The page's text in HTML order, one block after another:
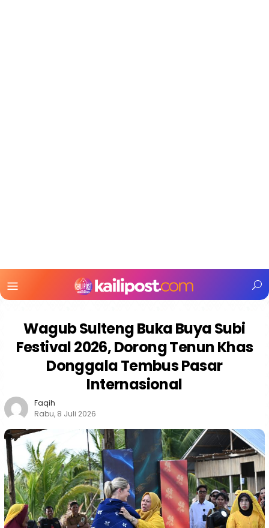
Mobile
Wagub Sulteng Buka Buya Subi
Festival 2026, Dorong Tenun Khas
Donggala Tembus Pasar
Internasional
Faqih
Rabu, 8 Juli 2026